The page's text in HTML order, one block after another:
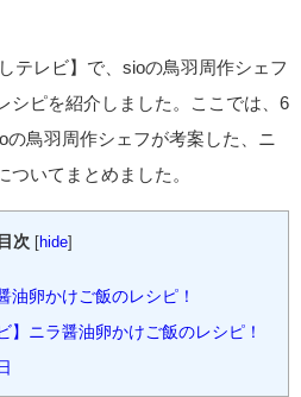
テレビ】で、sioの鳥羽周作シェフ
シピを紹介しました。ここでは、6
の鳥羽周作シェフが考案した、ニ
ついてまとめました。
目次 hide
油卵かけご飯のレシピ！
】ニラ醤油卵かけご飯のレシピ！